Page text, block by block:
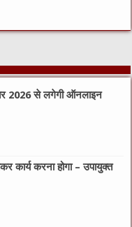
2026 से लगेगी ऑनलाइन
करना होगा – उपायुक्त